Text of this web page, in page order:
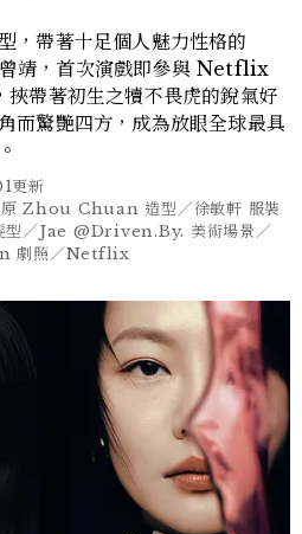
，帶著十足個人魅力性格的
靖，首次演戲即參與 Netflix
帶著初生之犢不畏虎的銳氣好
而驚艷四方，成為放眼全球最具
更新
原 Zhou Chuan 造型／徐敏軒 服裝
型／Jae @Driven.By. 美術場景／
劇照／Netflix